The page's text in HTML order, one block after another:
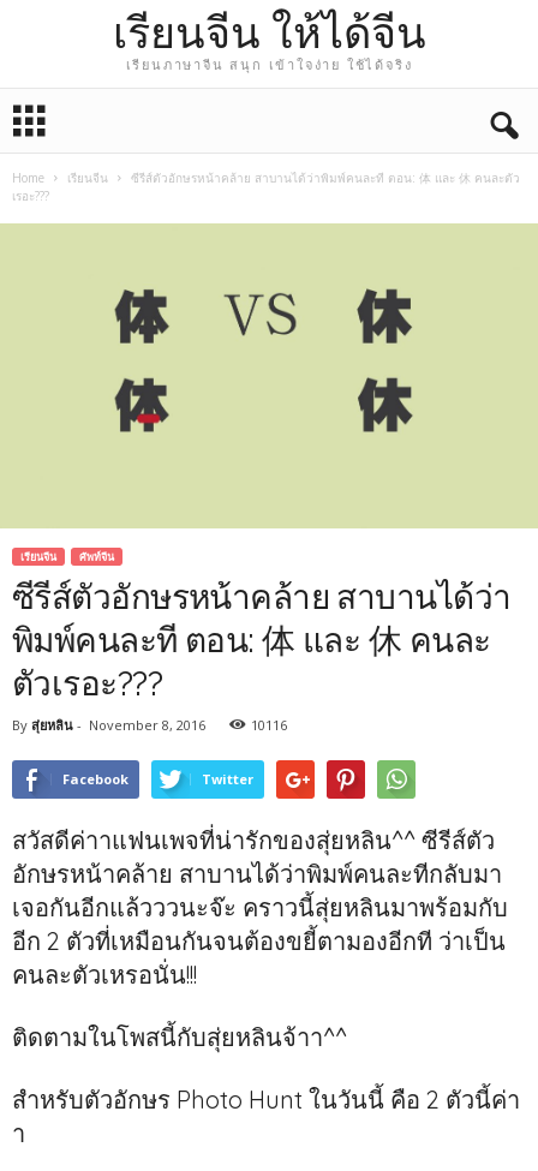
เรียนจีน ให้ได้จีน
เรียนภาษาจีน สนุก เข้าใจง่าย ใช้ได้จริง
Home เรียนจีน
ซีรีส์ตัวอักษรหน้าคล้าย สาบานได้ว่าพิมพ์คนละที ตอน: 体 และ 休 คนละตัว
เรอะ???
เรียนจีน ศัพท์จีน
ซีรีส์ตัวอักษรหน้าคล้าย สาบานได้ว่า
พิมพ์คนละที ตอน: 体 และ 休 คนละ
ตัวเรอะ???
By สุ่ยหลิน - November 8, 2016 10116
Facebook Twitter
สวัสดีค่าาแฟนเพจที่น่ารักของสุ่ยหลิน^^ ซีรีส์ตัว
อักษรหน้าคล้าย สาบานได้ว่าพิมพ์คนละทีกลับมา
เจอกันอีกแล้วววนะจ๊ะ คราวนี้สุ่ยหลินมาพร้อมกับ
อีก 2 ตัวที่เหมือนกันจนต้องขยี้ตามองอีกที ว่าเป็น
คนละตัวเหรอนั่น!!!
ติดตามในโพสนี้กับสุ่ยหลินจ้าา^^
สำหรับตัวอักษร Photo Hunt ในวันนี้ คือ 2 ตัวนี้ค่า
า